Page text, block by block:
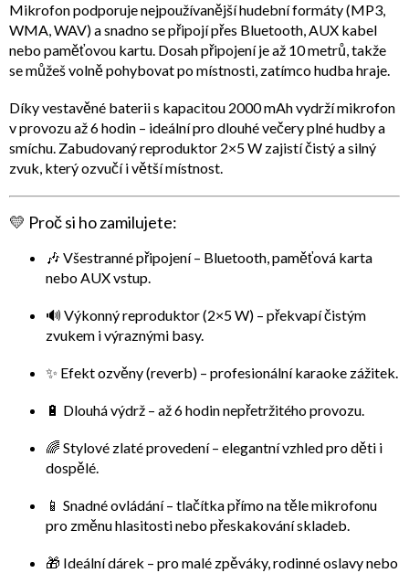
Mikrofon podporujenejpoužívanější hudební formáty (MP3,
WMA, WAV)a snadno se připojí přes Bluetooth, AUX kabel
nebo paměťovou kartu. Dosah připojení je až 10 metrů, takže
se můžeš volně pohybovat po místnosti, zatímco hudba hraje.
Díkyvestavěné baterii s kapacitou 2000 mAhvydrží mikrofon
v provozu až6 hodin – ideální pro dlouhé večery plné hudby a
smíchu. Zabudovanýreproduktor 2×5 W zajistí čistý a silný
zvuk, který ozvučí i větší místnost.
💛 Proč si ho zamilujete:
🎶 Všestranné připojení– Bluetooth, paměťová karta
nebo AUX vstup.
🔊 Výkonný reproduktor (2×5 W) – překvapí čistým
zvukem i výraznými basy.
✨ Efekt ozvěny (reverb) – profesionální karaoke zážitek.
🔋 Dlouhá výdrž – až 6 hodin nepřetržitého provozu.
🌈 Stylové zlaté provedení– elegantní vzhled pro děti i
dospělé.
📱 Snadné ovládání– tlačítka přímo na těle mikrofonu
pro změnu hlasitosti nebo přeskakování skladeb.
🎁 Ideální dárek – pro malé zpěváky, rodinné oslavy nebo